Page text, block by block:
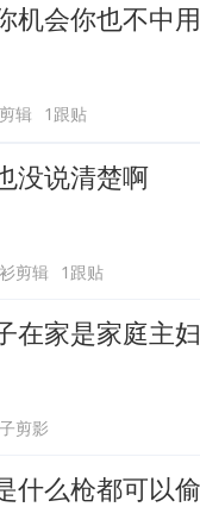
机会你也不中用
辑 1跟贴
没说清楚啊
剪辑 1跟贴
在家是家庭主
剪影
什么枪都可以